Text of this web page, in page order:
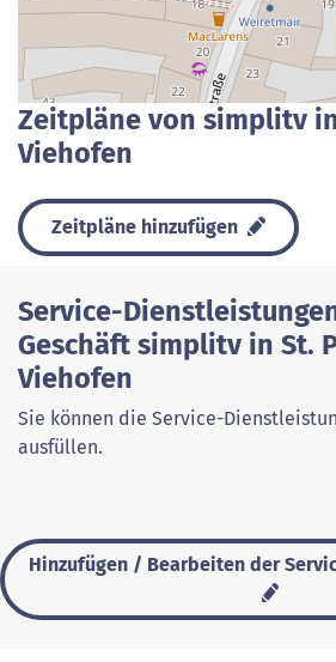
Zeitpläne von simplitv
Viehofen
Zeitpläne hinzufügen
Service-
Geschäft simplitv in St.
Viehofen
Sie können die Service-
ausfüllen.
Hinzufügen / Bearbeiten der